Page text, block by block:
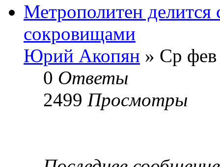
Метрополитен
сокровищами
Юрий Акопян » Ср
0 Ответы
2499 Просмотры